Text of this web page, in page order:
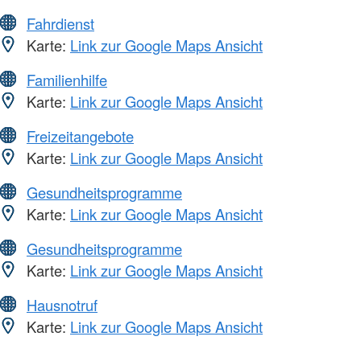
Fahrdienst
Karte: Link zur Google Maps Ansicht
Familienhilfe
Karte: Link zur Google Maps Ansicht
Freizeitangebote
Karte: Link zur Google Maps Ansicht
Gesundheitsprogramme
Karte: Link zur Google Maps Ansicht
Gesundheitsprogramme
Karte: Link zur Google Maps Ansicht
Hausnotruf
Karte: Link zur Google Maps Ansicht